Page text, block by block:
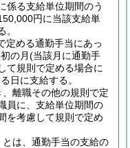
係る支給単位期間のう
円に当該支給単
定める通勤手当にあっ
の月(当該月に通勤手
て規則で定める場合に
日に支給する。
離職その他の規則で定
員に、支給単位期間の
を考慮して規則で定め
は、通勤手当の支給の